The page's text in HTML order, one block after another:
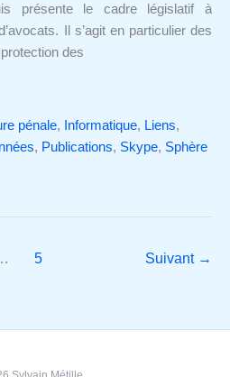
présente le cadre législatif à
Il s’agit en particulier des
des
pénale, Informatique, Liens,
, Publications, Skype, Sphère
5 Suivant →